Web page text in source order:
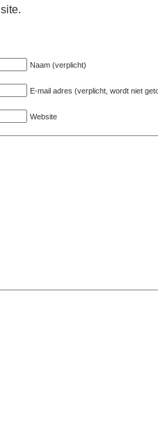
Naam (verplicht)
E-mail adres (verplicht, wordt niet
Website